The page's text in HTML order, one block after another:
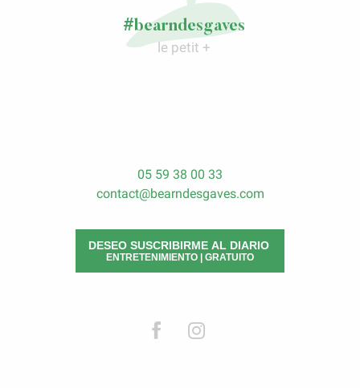
#bearndesgaves
le petit +
05 59 38 00 33
contact@bearndesgaves.com
DESEO SUSCRIBIRME AL DIARIO
ENTRETENIMIENTO | GRATUITO